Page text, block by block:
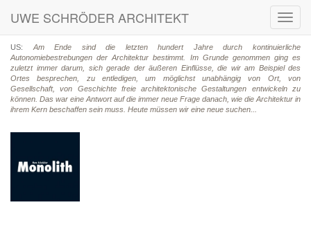
UWE SCHRÖDER ARCHITEKT
US: Am Ende sind die letzten hundert Jahre durch kontinuierliche
Autonomiebestrebungen der Architektur bestimmt. Im Grunde genommen ging es
zuletzt immer darum, sich gerade der äußeren Einflüsse, die wir am Beispiel des
Ortes besprechen, zu entledigen, um möglichst unabhängig von Ort, von
Gesellschaft, von Geschichte freie architektonische Gestaltungen entwickeln zu
können. Das war eine Antwort auf die immer neue Frage danach, wie die Architektur in
ihrem Kern beschaffen sein muss. Heute müssen wir eine neue suchen...